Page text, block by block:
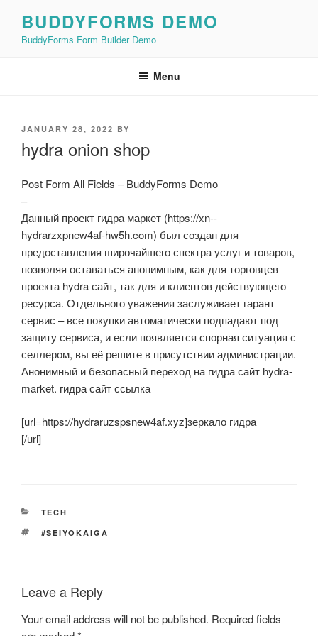
content
BUDDYFORMS DEMO
BuddyForms Form Builder Demo
Menu
POSTED
JANUARY 28, 2022 BY
hydra onion shop
Post Form All Fields – BuddyForms Demo
–
Данный проект гидра маркет (https://xn--
hydrarzxpnew4af-hw5h.com) был создан для
предоставления широчайшего спектра услуг и товаров,
позволяя оставаться анонимным, как для торговцев
проекта hydra сайт, так для и клиентов действующего
ресурса. Отдельного уважения заслуживает гарант
сервис – все покупки автоматически подпадают под
защиту сервиса, и если появляется спорная ситуация с
селлером, вы её решите в присутствии администрации.
Анонимный и безопасный переход на гидра сайт hydra-
market. гидра сайт ссылка
[url=https://hydraruzspsnew4af.xyz]зеркало гидра
[/url]
CATEGORIES
TECH
TAGS
#SEIYOKAIGA
Leave a Reply
Your email address will not be published. Required fields